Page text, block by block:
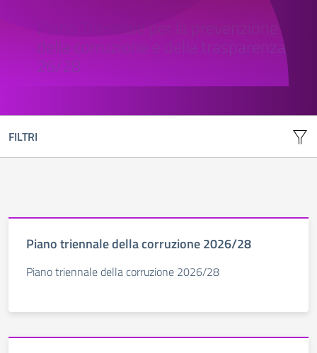
Piano Triennale per la prevenzione
della corruzione e della trasparenza
26/28
FILTRI
Piano triennale della corruzione 2026/28
Piano triennale della corruzione 2026/28